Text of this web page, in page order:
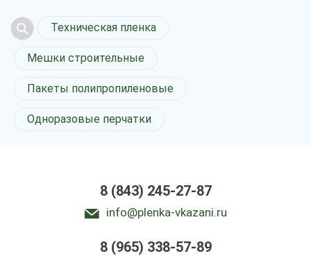
Техническая пленка
Мешки строительные
Пакеты полипропиленовые
Одноразовые перчатки
8 (843) 245-27-87
info@plenka-vkazani.ru
8 (965) 338-57-89